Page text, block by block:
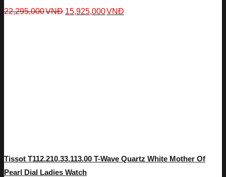
22,295,000VNĐ 15,925,000VNĐ
Tissot T112.210.33.113.00 T-Wave Quartz White Mother Of
Pearl Dial Ladies Watch